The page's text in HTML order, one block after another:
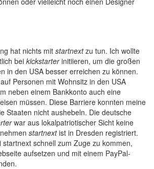
hat nichts mit startnextzu tun. Ich wollte
bei kickstarterinitiieren, um die großen
in den USA besser erreichen zu können.
Personen mit Wohnsitz in den USA
neben einem Bankkonto auch eine
müssen. Diese Barriere konnten meine
Staaten nicht aushebeln. Die deutsche
war aus lokalpatriotischer Sicht keine
startnextist in Dresden registriert.
schnell zum Zuge zu kommen,
aufsetzen und mit einem PayPal-